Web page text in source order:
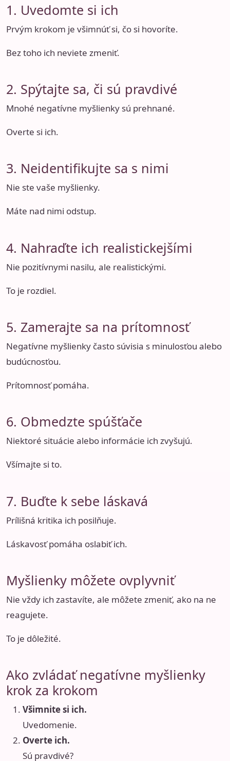
1. Uvedomte si ich
Prvým krokom je všimnúť si, čo si hovoríte.
Bez toho ich neviete zmeniť.
2. Spýtajte sa, či sú pravdivé
Mnohé negatívne myšlienky sú prehnané.
Overte si ich.
3. Neidentifikujte sa s nimi
Nie ste vaše myšlienky.
Máte nad nimi odstup.
4. Nahraďte ich realistickejšími
Nie pozitívnymi nasilu, ale realistickými.
To je rozdiel.
5. Zamerajte sa na prítomnosť
Negatívne myšlienky často súvisia s minulosťou alebo
budúcnosťou.
Prítomnosť pomáha.
6. Obmedzte spúšťače
Niektoré situácie alebo informácie ich zvyšujú.
Všímajte si to.
7. Buďte k sebe láskavá
Prílišná kritika ich posilňuje.
Láskavosť pomáha oslabiť ich.
Myšlienky môžete ovplyvniť
Nie vždy ich zastavíte, ale môžete zmeniť, ako na ne
reagujete.
To je dôležité.
Ako zvládať negatívne myšlienky
krok za krokom
Všimnite si ich.
Uvedomenie.
Overte ich.
Sú pravdivé?